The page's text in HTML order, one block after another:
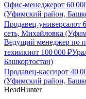
Офис-менеджерот 60
(Уфимский район,
Продавец-универсалот
сеть, Михайловка
Ведущий менеджер по
техникиот 100 000 ₽
Башкортостан)
Продавец-кассирот 40
(Уфимский район,
HeadHunter